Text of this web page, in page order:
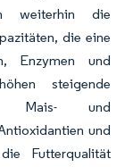
weiterhin die
die eine
Enzymen und
steigende
Mais- und
und
Futterqualität